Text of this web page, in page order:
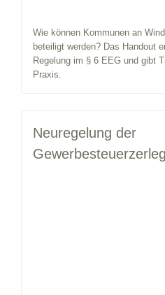
Wie können Kommunen an
beteiligt werden? Das Handout
Regelung im § 6 EEG und gibt
Praxis.
Neuregelung der